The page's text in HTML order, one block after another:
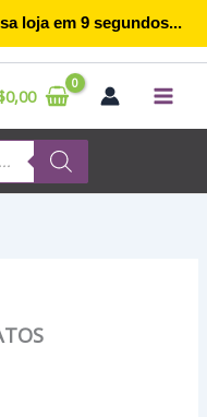
0,00
loja em 9segundos...